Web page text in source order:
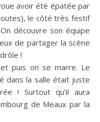
avoir été épatée par
le côté très festif
découvre son équipe
de partager la scène
!
puis on se marre. Le
dans la salle était juste
! Surtout qu’il aura
de Meaux par la